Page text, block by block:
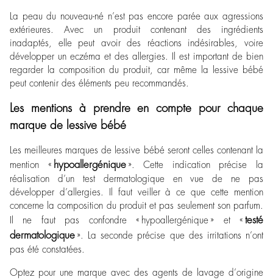
La peau du nouveau-né n’est pas encore parée aux agressions
extérieures. Avec un produit contenant des ingrédients
inadaptés, elle peut avoir des réactions indésirables, voire
développer un eczéma et des allergies. Il est important de bien
regarder la composition du produit, car même la lessive bébé
peut contenir des éléments peu recommandés.
Les mentions à prendre en compte pour chaque
marque de lessive bébé
Les meilleures marques de lessive bébé seront celles contenant la
mention « hypoallergénique ». Cette indication précise la
réalisation d’un test dermatologique en vue de ne pas
développer d’allergies. Il faut veiller à ce que cette mention
concerne la composition du produit et pas seulement son parfum.
Il ne faut pas confondre « hypoallergénique » et « testé
dermatologique ». La seconde précise que des irritations n’ont
pas été constatées.
Optez pour une marque avec des agents de lavage d’origine